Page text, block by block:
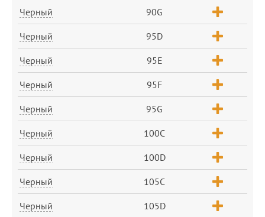
Черный 90G
Черный 95D
Черный 95E
Черный 95F
Черный 95G
Черный 100C
Черный 100D
Черный 105C
Черный 105D